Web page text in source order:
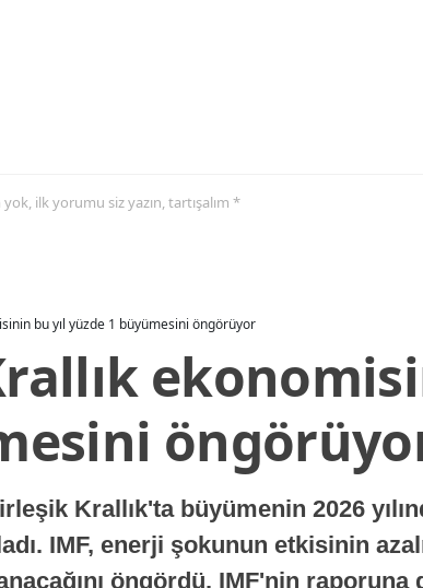
ilk yorumu siz yazın, tartışalım *
bu yıl yüzde 1 büyümesini öngörüyor
Krallık'ta büyümenin 2026
IMF, enerji şokunun etkisinin
öngördü. IMF'nin raporuna